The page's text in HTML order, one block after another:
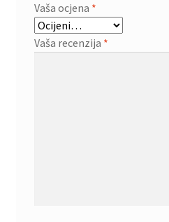
Vaša ocjena *
Vaša recenzija *